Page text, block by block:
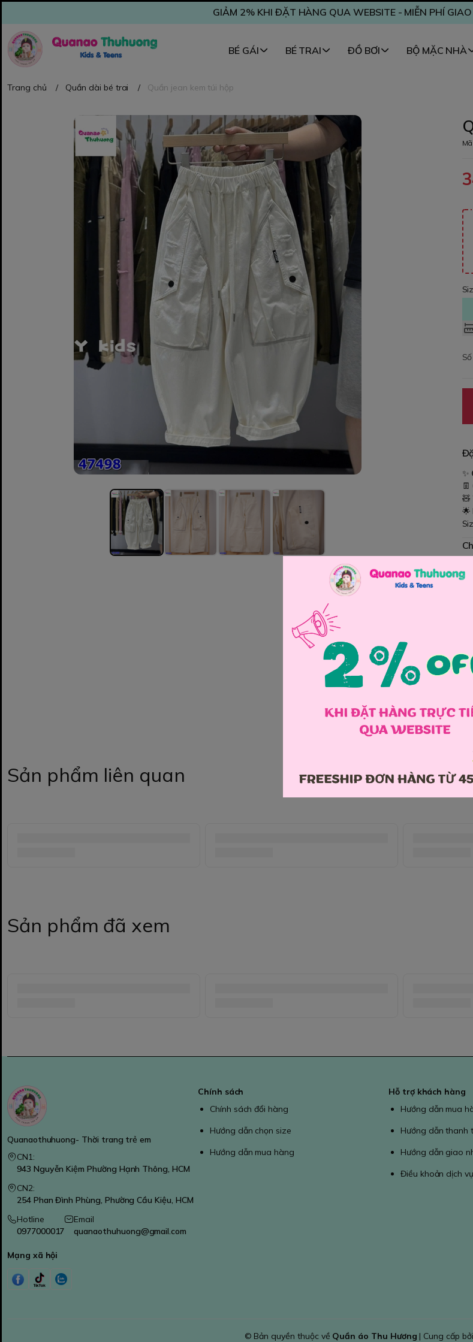
GIẢM 2% KHI ĐẶT HÀNG QUA WEBSITE - MIỄN PHÍ
BÉ GÁI BÉ TRAI ĐỒ BƠI BỘ MẶC NHÀ
Trang chủ / Quần dài bé trai / Quần jean kem túi hộp
✨
👖
🧸
🌟
Sản phẩm liên quan
Sản phẩm đã xem
Quanaothuhuong- Thời trang trẻ em
CN1:
943 Nguyễn Kiệm Phường Hạnh Thông, HCM
CN2:
254 Phan Đình Phùng, Phường Cầu Kiệu, HCM
Hotline
0977000017
Email
quanaothuhuong@gmail.com
Mạng xã hội
Chính sách
Chính sách đổi hàng
Hướng dẫn chọn size
Hướng dẫn mua hàng
Hỗ trợ khách hàng
Hướng dẫn mua
Hướng dẫn thanh
Hướng dẫn giao
Điều khoản dịch vụ
© Bản quyền thuộc về Quần áo Thu Hương | Cung cấp bởi